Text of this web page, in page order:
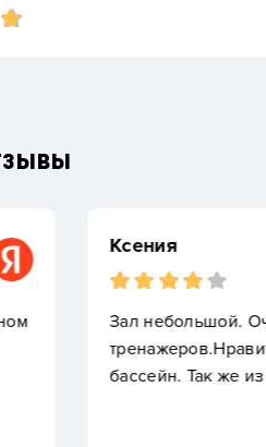
Очень много народа в зале.
бассейн и большой
из плюсов хороший хаммам